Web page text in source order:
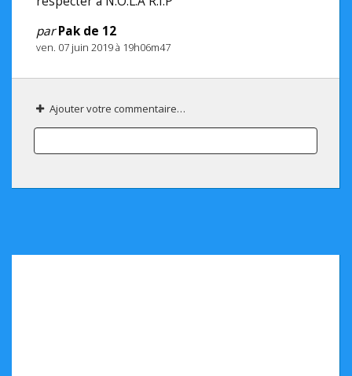
parPak de 12
ven. 07 juin 2019 à 19h06m47
Ajouter votre commentaire…